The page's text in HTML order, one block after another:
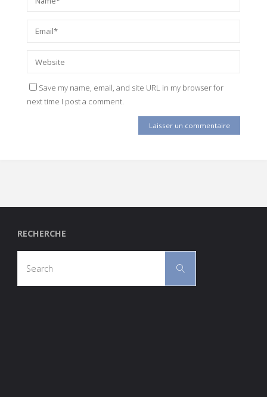
Save my name, email, and site URL in my browser for
next time I post a comment.
RECHERCHE
Search